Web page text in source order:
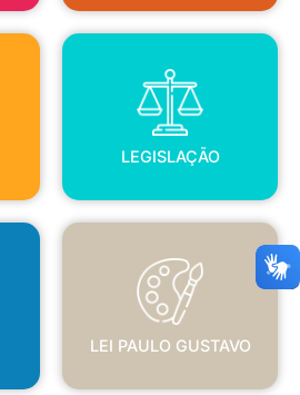
LEGISLAÇÃO
LEGISLAÇÃO
LEI PAULO GUSTAVO
LEI PAULO GUSTAVO